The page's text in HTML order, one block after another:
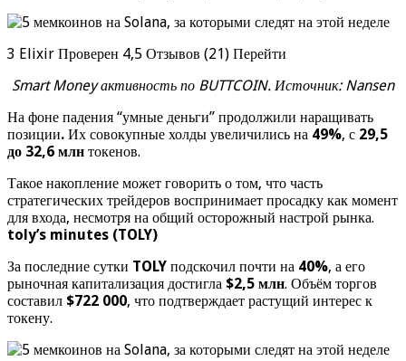
3 Elixir Проверен 4,5 Отзывов (21) Перейти
Smart Money активность по BUTTCOIN. Источник: Nansen
На фоне падения “умные деньги” продолжили наращивать
позиции. Их совокупные холды увеличились на 49%, с 29,5
до 32,6 млн токенов.
Такое накопление может говорить о том, что часть
стратегических трейдеров воспринимает просадку как момент
для входа, несмотря на общий осторожный настрой рынка.
toly’s minutes (TOLY)
За последние сутки TOLY подскочил почти на 40%, а его
рыночная капитализация достигла $2,5 млн. Объём торгов
составил $722 000, что подтверждает растущий интерес к
токену.